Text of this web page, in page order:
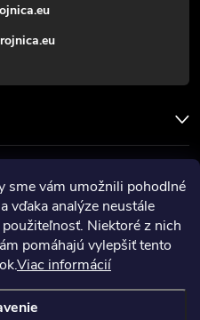
sme vám umožnili pohodlné
vďaka analýze neustále
Niektoré z nich
pomáhajú vylepšiť tento
Viac informácií